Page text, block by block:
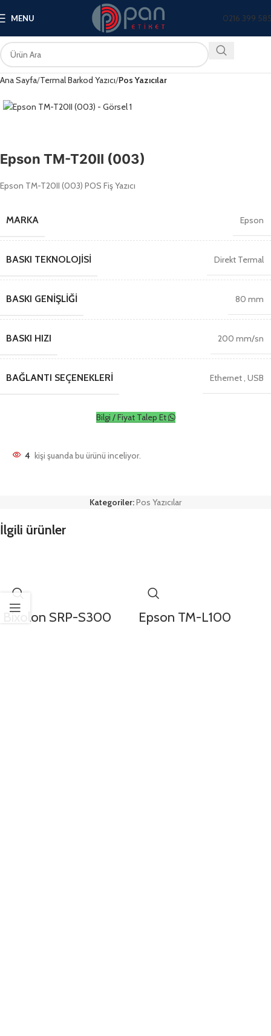
MENU 0216 399
Ana Sayfa Termal Barkod Yazıcı Pos Yazıcılar
Epson TM-T20II (003)
Epson TM-T20II (003) POS Fiş Yazıcı
MARKA Epson
BASKI TEKNOLOJISI Direkt Termal
BASKI GENIŞLIĞI 80 mm
BASKI HIZI 200 mm/sn
BAĞLANTI SEÇENEKLERI Ethernet USB
Bilgi / Fiyat Talep Et
4 kişi şuanda bu ürünü inceliyor.
Kategoriler:Pos Yazıcılar
İlgili ürünler
Bixolon SRP-S300 Epson TM-L100